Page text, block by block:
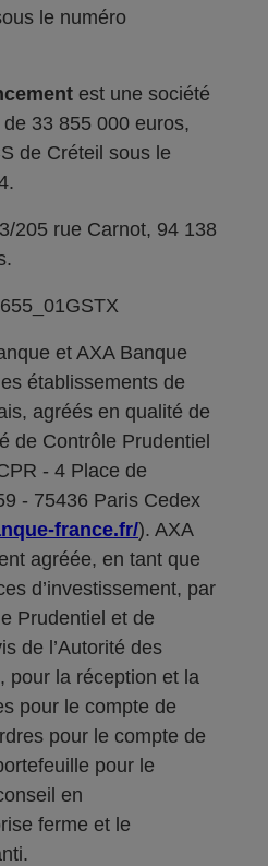
le numéro
est une société
33 855 000 euros,
de Créteil sous le
205 rue Carnot, 94 138
et AXA Banque
établissements de
agréés en qualité de
de Contrôle Prudentiel
- 4 Place de
- 75436 Paris Cedex
france.fr/). AXA
agréée, en tant que
d’investissement, par
Prudentiel et de
de l’Autorité des
pour la réception et la
pour le compte de
pour le compte de
pour le
en
ferme et le